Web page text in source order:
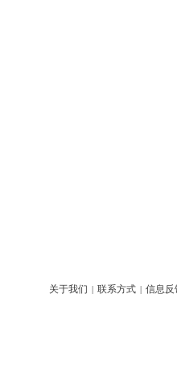
关于我们 | 联系方式 | 信息反